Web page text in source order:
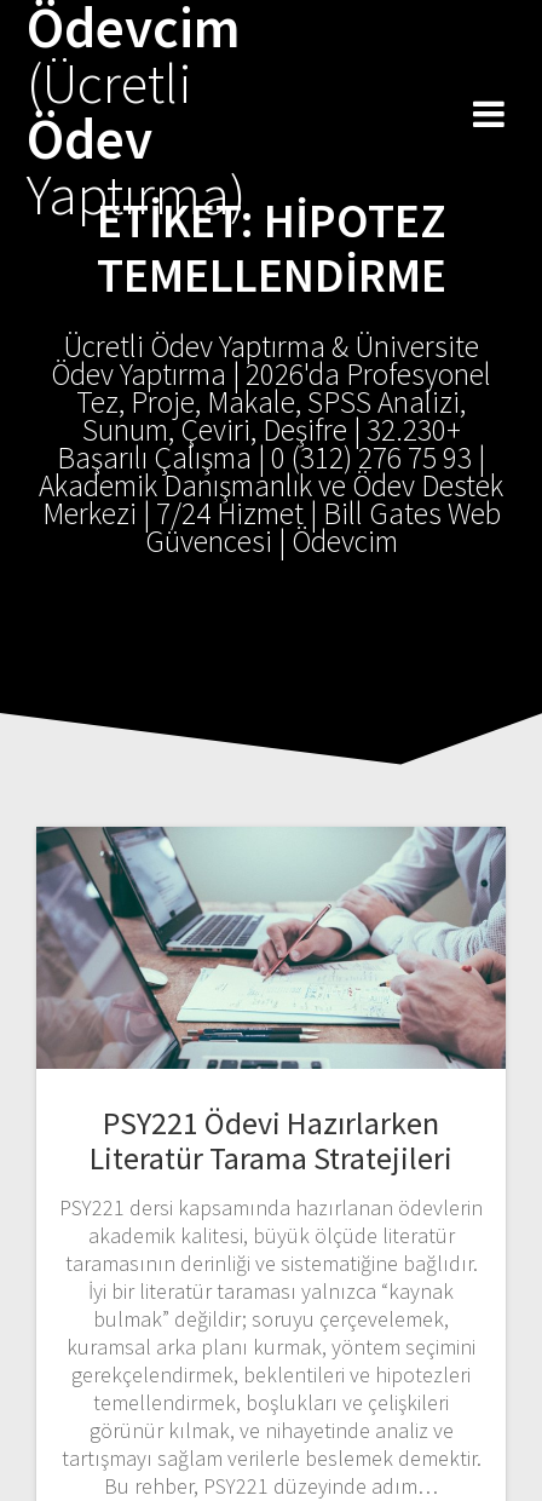
Ödevcim
(Ücretli
Ödev
Yaptırma)
ETIKET: HIPOTEZ
TEMELLENDIRME
Ücretli Ödev Yaptırma & Üniversite
Ödev Yaptırma | 2026'da Profesyonel
Tez, Proje, Makale, SPSS Analizi,
Sunum, Çeviri, Deşifre | 32.230+
Başarılı Çalışma | 0 (312) 276 75 93 |
Akademik Danışmanlık ve Ödev Destek
Merkezi | 7/24 Hizmet | Bill Gates Web
Güvencesi | Ödevcim
PSY221 Ödevi Hazırlarken
Literatür Tarama Stratejileri
PSY221 dersi kapsamında hazırlanan ödevlerin
akademik kalitesi, büyük ölçüde literatür
taramasının derinliği ve sistematiğine bağlıdır.
İyi bir literatür taraması yalnızca “kaynak
bulmak” değildir; soruyu çerçevelemek,
kuramsal arka planı kurmak, yöntem seçimini
gerekçelendirmek, beklentileri ve hipotezleri
temellendirmek, boşlukları ve çelişkileri
görünür kılmak, ve nihayetinde analiz ve
tartışmayı sağlam verilerle beslemek demektir.
Bu rehber, PSY221 düzeyinde adım…